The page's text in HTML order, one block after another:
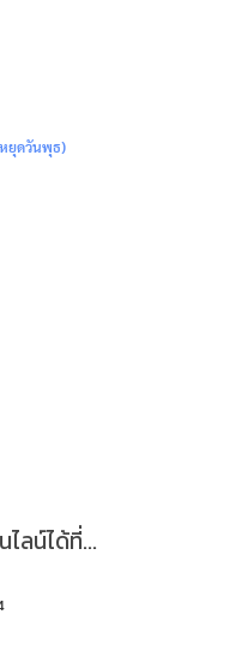
ยุดวันพุธ)
ลน์ได้ที่...